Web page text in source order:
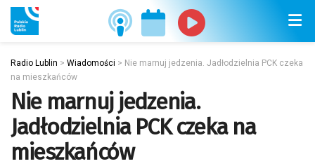
Radio Lublin > Wiadomości > Nie marnuj jedzenia. Jadłodzielnia PCK czeka
na mieszkańców
Nie marnuj jedzenia.
Jadłodzielnia PCK czeka na
mieszkańców